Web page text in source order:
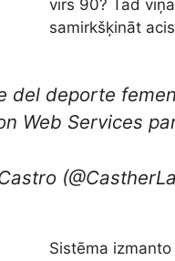
virs 90? Tad
samirkšķināt
del deporte
Web Services
Sistēma